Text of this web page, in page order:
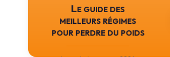
Le guide des
meilleurs régimes
pour perdre du poids